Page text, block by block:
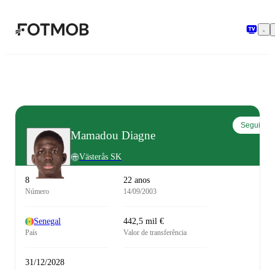
Mamadou Diagne
Västerås SK
Seguir
8
Número
22 anos
14/09/2003
Senegal
País
442,5 mil €
Valor de transferência
31/12/2028